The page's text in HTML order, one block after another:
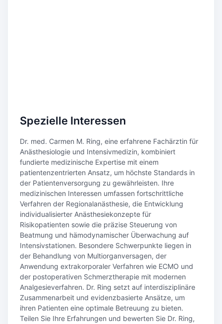
Spezielle Interessen
Dr. med. Carmen M. Ring, eine erfahrene Fachärztin für
Anästhesiologie und Intensivmedizin, kombiniert
fundierte medizinische Expertise mit einem
patientenzentrierten Ansatz, um höchste Standards in
der Patientenversorgung zu gewährleisten. Ihre
medizinischen Interessen umfassen fortschrittliche
Verfahren der Regionalanästhesie, die Entwicklung
individualisierter Anästhesiekonzepte für
Risikopatienten sowie die präzise Steuerung von
Beatmung und hämodynamischer Überwachung auf
Intensivstationen. Besondere Schwerpunkte liegen in
der Behandlung von Multiorganversagen, der
Anwendung extrakorporaler Verfahren wie ECMO und
der postoperativen Schmerztherapie mit modernen
Analgesieverfahren. Dr. Ring setzt auf interdisziplinäre
Zusammenarbeit und evidenzbasierte Ansätze, um
ihren Patienten eine optimale Betreuung zu bieten.
Teilen Sie Ihre Erfahrungen und bewerten Sie Dr. Ring,